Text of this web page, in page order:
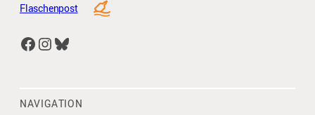
Flaschenpost
Facebook InstagramBluesky
NAVIGATION